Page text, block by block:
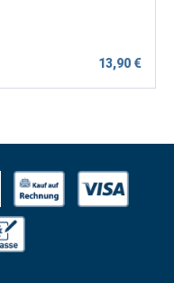
13,90 €